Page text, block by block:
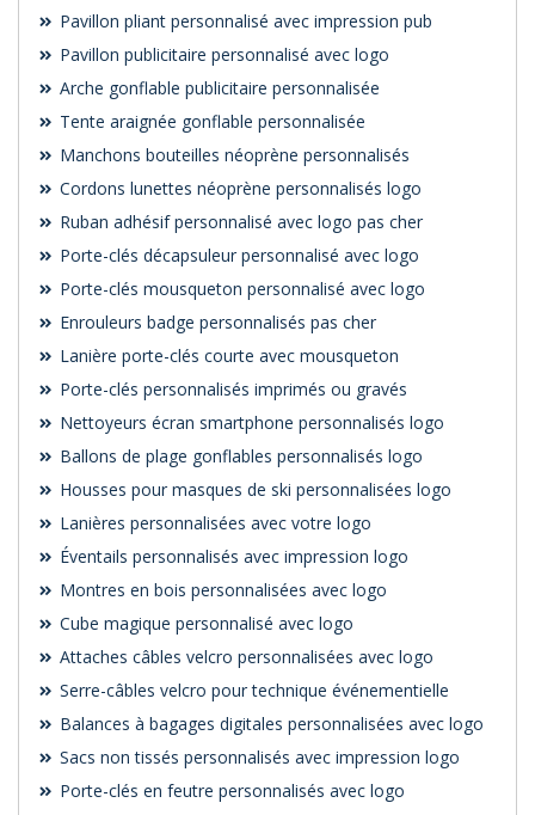
Pavillon pliant personnalisé avec impression pub
Pavillon publicitaire personnalisé avec logo
Arche gonflable publicitaire personnalisée
Tente araignée gonflable personnalisée
Manchons bouteilles néoprène personnalisés
Cordons lunettes néoprène personnalisés logo
Ruban adhésif personnalisé avec logo pas cher
Porte-clés décapsuleur personnalisé avec logo
Porte-clés mousqueton personnalisé avec logo
Enrouleurs badge personnalisés pas cher
Lanière porte-clés courte avec mousqueton
Porte-clés personnalisés imprimés ou gravés
Nettoyeurs écran smartphone personnalisés logo
Ballons de plage gonflables personnalisés logo
Housses pour masques de ski personnalisées logo
Lanières personnalisées avec votre logo
Éventails personnalisés avec impression logo
Montres en bois personnalisées avec logo
Cube magique personnalisé avec logo
Attaches câbles velcro personnalisées avec logo
Serre-câbles velcro pour technique événementielle
Balances à bagages digitales personnalisées avec logo
Sacs non tissés personnalisés avec impression logo
Porte-clés en feutre personnalisés avec logo